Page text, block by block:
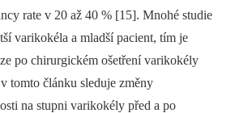
rate v 20 až 40 % [15]. Mno­hé studie
variko­kéla a mladší pacient, tím je
po chirurgickém ošetření varikokély
tomto článku sleduje změny
na stupni varikokély před a po